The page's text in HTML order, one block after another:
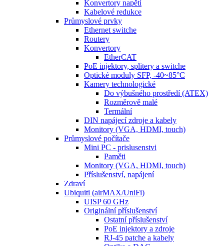
Konvertory napětí
Kabelové redukce
Průmyslové prvky
Ethernet switche
Routery
Konvertory
EtherCAT
PoE injektory, splitery a switche
Optické moduly SFP, -40~85°C
Kamery technologické
Do výbušného prostředí (ATEX)
Rozměrově malé
Termální
DIN napájecí zdroje a kabely
Monitory (VGA, HDMI, touch)
Průmyslové počítače
Mini PC - prislusenstvi
Paměti
Monitory (VGA, HDMI, touch)
Příslušenství, napájení
Zdraví
Ubiquiti (airMAX/UniFi)
UISP 60 GHz
Originální příslušenství
Ostatní příslušenství
PoE injektory a zdroje
RJ-45 patche a kabely